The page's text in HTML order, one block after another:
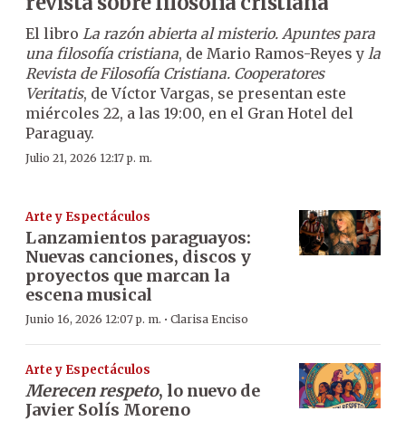
El libro La razón abierta al misterio. Apuntes para
una filosofía cristiana, de Mario Ramos-Reyes y la
Revista de Filosofía Cristiana. Cooperatores
Veritatis, de Víctor Vargas, se presentan este
miércoles 22, a las 19:00, en el Gran Hotel del
Paraguay.
Julio 21, 2026 12:17 p. m.
Arte y Espectáculos
Lanzamientos paraguayos:
Nuevas canciones, discos y
proyectos que marcan la
escena musical
Junio 16, 2026 12:07 p. m. · Clarisa Enciso
Arte y Espectáculos
Merecen respeto, lo nuevo de
Javier Solís Moreno